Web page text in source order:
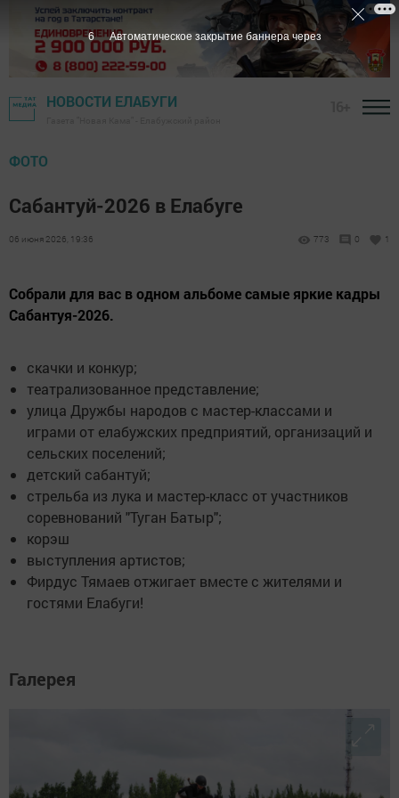
НОВОСТИ ЕЛАБУГИ
ФОТО
Сабантуй-2026 в Елабуге
06 июня 2026, 19:36 773 0 1
Собрали для вас в одном альбоме самые яркие кадры
Сабантуя-2026.
скачки и конкур;
театрализованное представление;
улица Дружбы народов с мастер-классами и
играми от елабужских предприятий, организаций и
сельских поселений;
детский сабантуй;
стрельба из лука и мастер-класс от участников
соревнований "Туган Батыр";
корэш
выступления артистов;
Фирдус Тямаев отжигает вместе с жителями и
гостями Елабуги!
Галерея
5 Автоматическое закрытие баннера через